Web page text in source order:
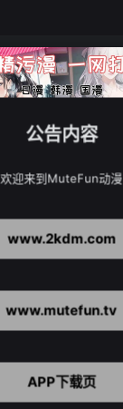
东京猫猫 NEW～♡
公告内容
欢迎来到MuteFun动漫
www.2kdm.com
www.mutefun.tv
APP下载页